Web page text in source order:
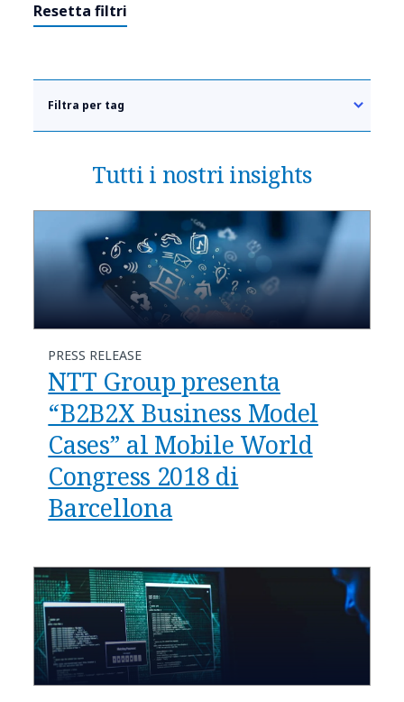
Resetta filtri
Filtra per tag
Tutti i nostri insights
PRESS RELEASE
NTT Group presenta
“B2B2X Business Model
Cases” al Mobile World
Congress 2018 di
Barcellona